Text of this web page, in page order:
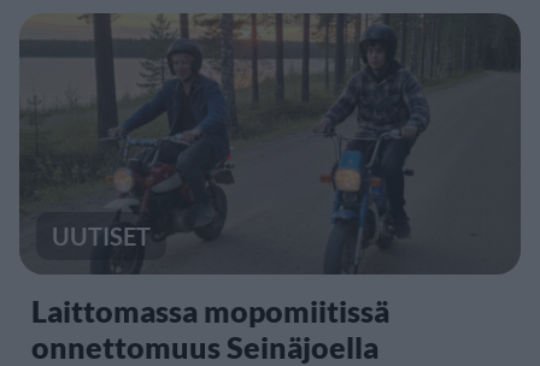
UUTISET
Laittomassa mopomiitissä
onnettomuus Seinäjoella